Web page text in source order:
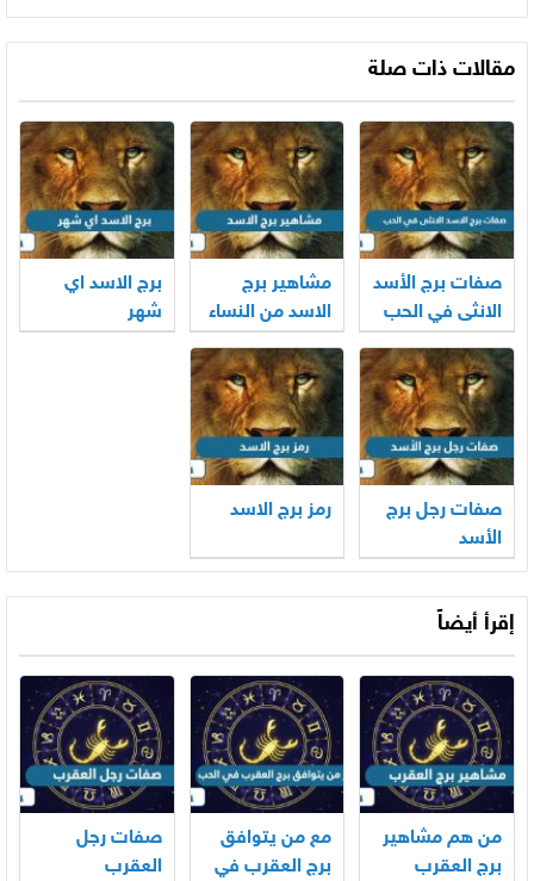
مقالات ذات صلة
صفات برج الأسد
الانثى في الحب
مشاهير برج
الاسد من النساء
والرجال
برج الاسد اي
شهر
صفات رجل برج
الأسد
رمز برج الاسد
إقرأ أيضاً
من هم مشاهير
برج العقرب
مع من يتوافق
برج العقرب في
صفات رجل
العقرب